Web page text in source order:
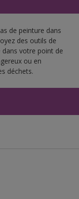
de peinture dans
des outils de
dans votre point de
ou en
déchets.